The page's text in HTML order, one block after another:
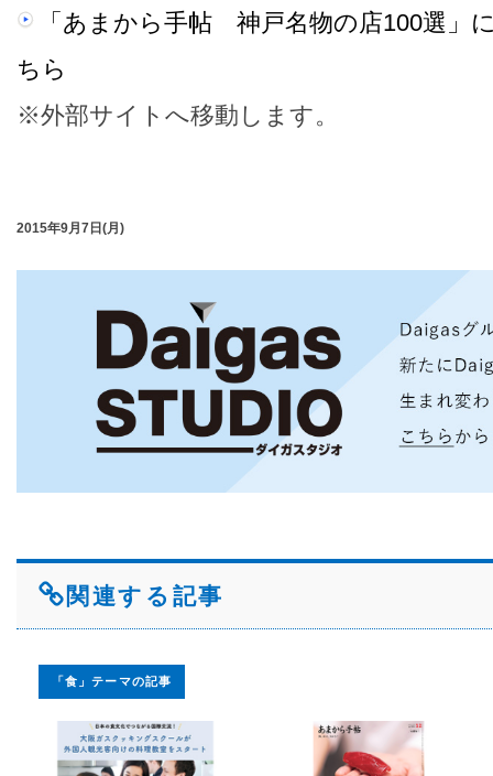
「あまから手帖 神戸名物の店100選」
ちら
※外部サイトへ移動します。
2015年9月7日(月)
関連する記事
「食」テーマの記事